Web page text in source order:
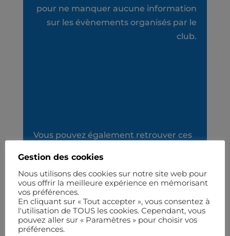
pour ne manquer aucune information
sur les évènements organisés par le
club.
Vous pouvez également retrouver ces
du club
TÉLÉPHONE
Gestion des cookies
Nous utilisons des cookies sur notre site web pour
vous offrir la meilleure expérience en mémorisant
vos préférences.
En cliquant sur « Tout accepter », vous consentez à
l'utilisation de TOUS les cookies. Cependant, vous
pouvez aller sur « Paramètres » pour choisir vos
préférences.